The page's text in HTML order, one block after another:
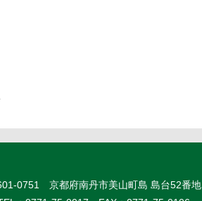
0751 京都府南丹市美山町島 島台52番地